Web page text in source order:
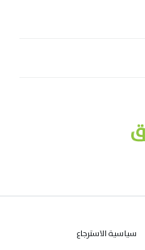
سياسية الاسترجاع